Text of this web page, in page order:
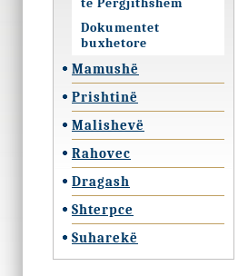
të Përgjithshëm
Dokumentet
buxhetore
Mamushë
Prishtinë
Malishevë
Rahovec
Dragash
Shterpce
Suharekë